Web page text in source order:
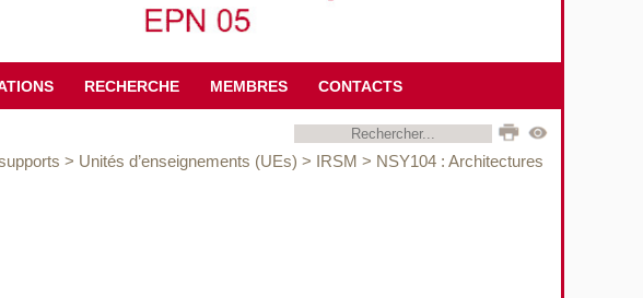
RECHERCHE MEMBRES CONTACTS
> Unités d’enseignements (UEs) > IRSM > NSY104 : Architectures